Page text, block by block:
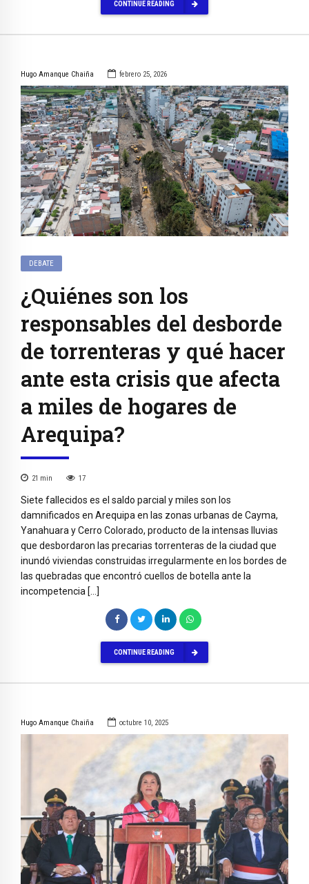
CONTINUE READING
Hugo Amanque Chaiña febrero 25, 2026
DEBATE
¿Quiénes son los
responsables del desborde
de torrenteras y qué hacer
ante esta crisis que afecta
a miles de hogares de
Arequipa?
21 min 17
Siete fallecidos es el saldo parcial y miles son los
damnificados en Arequipa en las zonas urbanas de Cayma,
Yanahuara y Cerro Colorado, producto de la intensas lluvias
que desbordaron las precarias torrenteras de la ciudad que
inundó viviendas construidas irregularmente en los bordes de
las quebradas que encontró cuellos de botella ante la
incompetencia […]
CONTINUE READING
Hugo Amanque Chaiña octubre 10, 2025